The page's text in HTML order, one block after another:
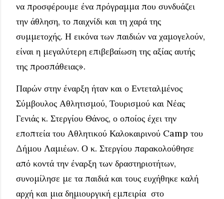
να προσφέρουμε ένα πρόγραμμα που συνδυάζει
την άθληση, το παιχνίδι και τη χαρά της
συμμετοχής. Η εικόνα των παιδιών να χαμογελούν,
είναι η μεγαλύτερη επιβεβαίωση της αξίας αυτής
της προσπάθειας».
Παρών στην έναρξη ήταν και ο Εντεταλμένος
Σύμβουλος Αθλητισμού, Τουρισμού και Νέας
Γενιάς κ. Στεργίου Θάνος, ο οποίος έχει την
εποπτεία του Αθλητικού Καλοκαιρινού Camp του
Δήμου Λαμιέων. Ο κ. Στεργίου παρακολούθησε
από κοντά την έναρξη των δραστηριοτήτων,
συνομίλησε με τα παιδιά και τους ευχήθηκε καλή
αρχή και μια δημιουργική εμπειρία στο